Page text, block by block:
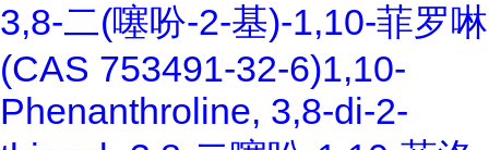
3,8-二(噻吩-2-基)-1,10-菲罗啉
(CAS 753491-32-6)1,10-
Phenanthroline, 3,8-di-2-